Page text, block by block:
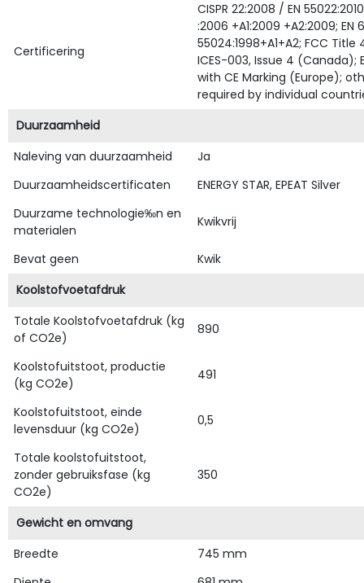
Certificering
CISPR 22:2008 / EN
:2006 +A1:2009 +A2:2009; EN
55024:1998+A1+A2; FCC Title
ICES-003, Issue 4 (Canada);
with CE Marking (Europe);
required by individual
Duurzaamheid
Naleving van duurzaamheid
Ja
Duurzaamheidscertificaten
ENERGY STAR, EPEAT Silver
Duurzame technologie‰n en
materialen
Kwikvrij
Bevat geen
Kwik
Koolstofvoetafdruk
Totale Koolstofvoetafdruk (kg
of CO2e)
890
Koolstofuitstoot, productie
(kg CO2e)
491
Koolstofuitstoot, einde
levensduur (kg CO2e)
0,5
Totale koolstofuitstoot,
zonder gebruiksfase (kg
CO2e)
350
Gewicht en omvang
Breedte
745 mm